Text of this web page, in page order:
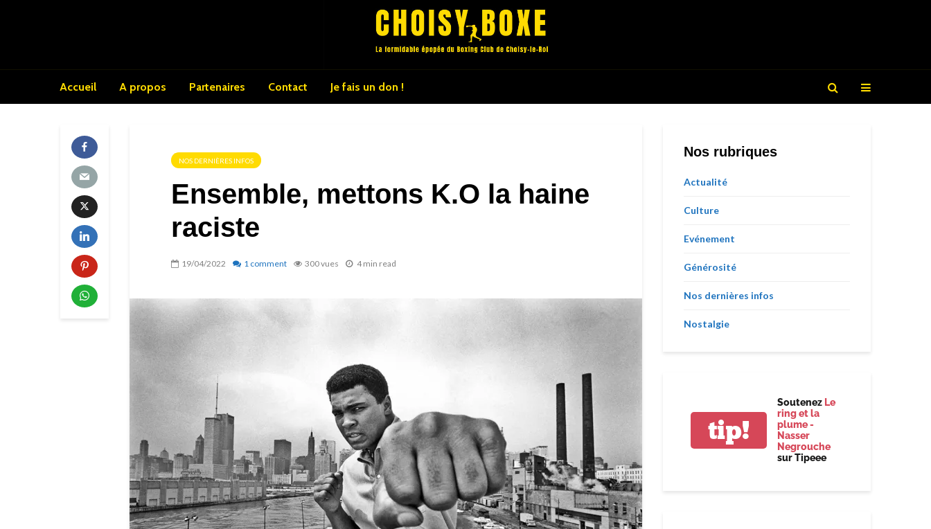
Accueil A propos Partenaires Contact Je fais un don !
NOS DERNIÈRES INFOS
Ensemble, mettons K.O la haine
raciste
19/04/2022 1 comment 300 vues 4 min read
Nos rubriques
Actualité
Culture
Evénement
Générosité
Nos dernières infos
Nostalgie
tip!
Soutenez Le
ring et la
plume -
Nasser
Negrouche
sur Tipeee